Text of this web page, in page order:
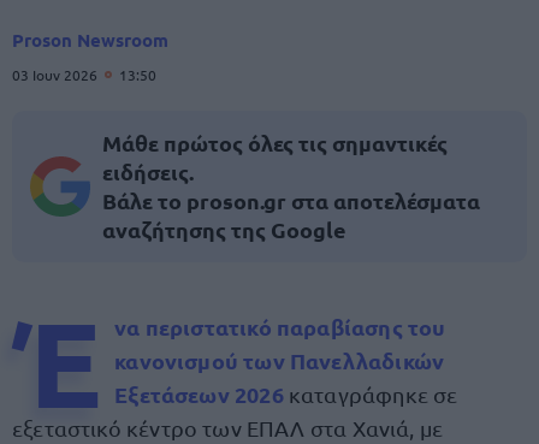
Proson Newsroom
03 Ιουν 2026 13:50
Μάθε πρώτος όλες τις σημαντικές
ειδήσεις.
Βάλε το proson.gr στα αποτελέσματα
αναζήτησης της Google
Έ
να περιστατικό παραβίασης του
κανονισμού των Πανελλαδικών
Εξετάσεων 2026καταγράφηκε σε
εξεταστικό κέντρο των ΕΠΑΛ στα Χανιά, με